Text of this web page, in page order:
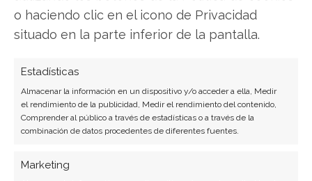
o haciendo clic en el icono de Privacidad
situado en la parte inferior de la pantalla.
Estadísticas
Almacenar la información en un dispositivo y/o acceder a ella, Medir
el rendimiento de la publicidad, Medir el rendimiento del contenido,
Comprender al público a través de estadísticas o a través de la
combinación de datos procedentes de diferentes fuentes.
Marketing
Analista tecnológica enfocada en innovación digital,
comercio electrónico y aplicaciones móviles.
Ver todos los artículos →